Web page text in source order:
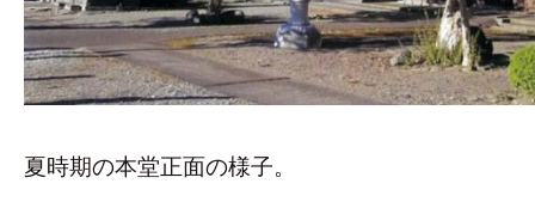
夏時期の本堂正面の様子。